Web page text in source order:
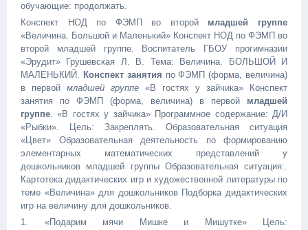
обучающие: продолжать.
Конспект НОД по ФЭМП во второй младшей группе
«Величина. Большой и Маленький» Конспект НОД по ФЭМП во
второй младшей группе. Воспитатель ГБОУ прогимназии
«Эрудит» Грушевская Л. В. Тема: Величина. БОЛЬШОЙ И
МАЛЕНЬКИЙ. Конспект занятия по ФЭМП (форма, величина)
в первой младшей группе «В гостях у зайчика» Конспект
занятия по ФЭМП (форма, величина) в первой младшей
группе. «В гостях у зайчика» Программное содержание: Д/И
«Рыбки». Цель: Закреплять. Образовательная ситуация
«Цвет» Образовательная деятельность по формированию
элементарных математических представлений у
дошкольников младшей группы Образовательная ситуация:.
Картотека дидактических игр и художественной литературы по
теме «Величина» для дошкольников Подборка дидактических
игр на величину для дошкольников.
1. «Подарим мячи Мишке и Мишутке» Цель: